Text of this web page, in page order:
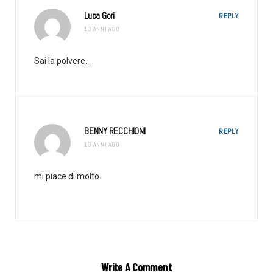
Luca Gori
13 ANNI AGO
REPLY
Sai la polvere…
BENNY RECCHIONI
13 ANNI AGO
REPLY
mi piace di molto.
Write A Comment